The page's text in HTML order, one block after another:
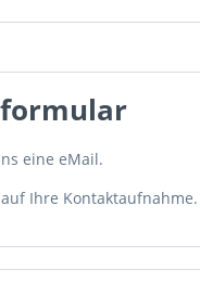
eine eMail.
Ihre Kontaktaufnahme.